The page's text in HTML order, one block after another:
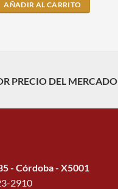
AÑADIR AL CARRITO
PRECIO DEL MERCADO
- Córdoba - X5001
2910